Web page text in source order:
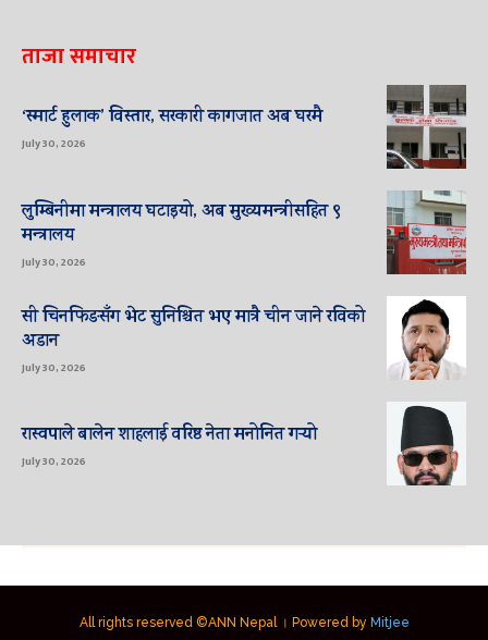
ताजा समाचार
‘स्मार्ट हुलाक’ विस्तार, सरकारी कागजात अब घरमै
July 30, 2026
लुम्बिनीमा मन्त्रालय घटाइयो, अब मुख्यमन्त्रीसहित ९
मन्त्रालय
July 30, 2026
सी चिनफिङसँग भेट सुनिश्चित भए मात्रै चीन जाने रविको
अडान
July 30, 2026
रास्वपाले बालेन शाहलाई वरिष्ठ नेता मनोनित गर्‍यो
July 30, 2026
All rights reserved ©ANN Nepal । Powered by Mitjee